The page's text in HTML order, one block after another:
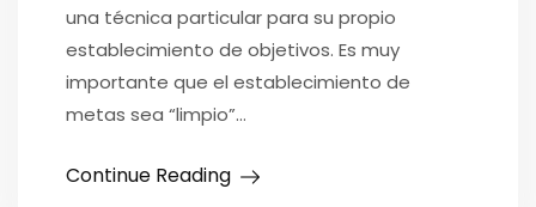
una técnica particular para su propio
establecimiento de objetivos. Es muy
importante que el establecimiento de
metas sea “limpio”…
Continue Reading